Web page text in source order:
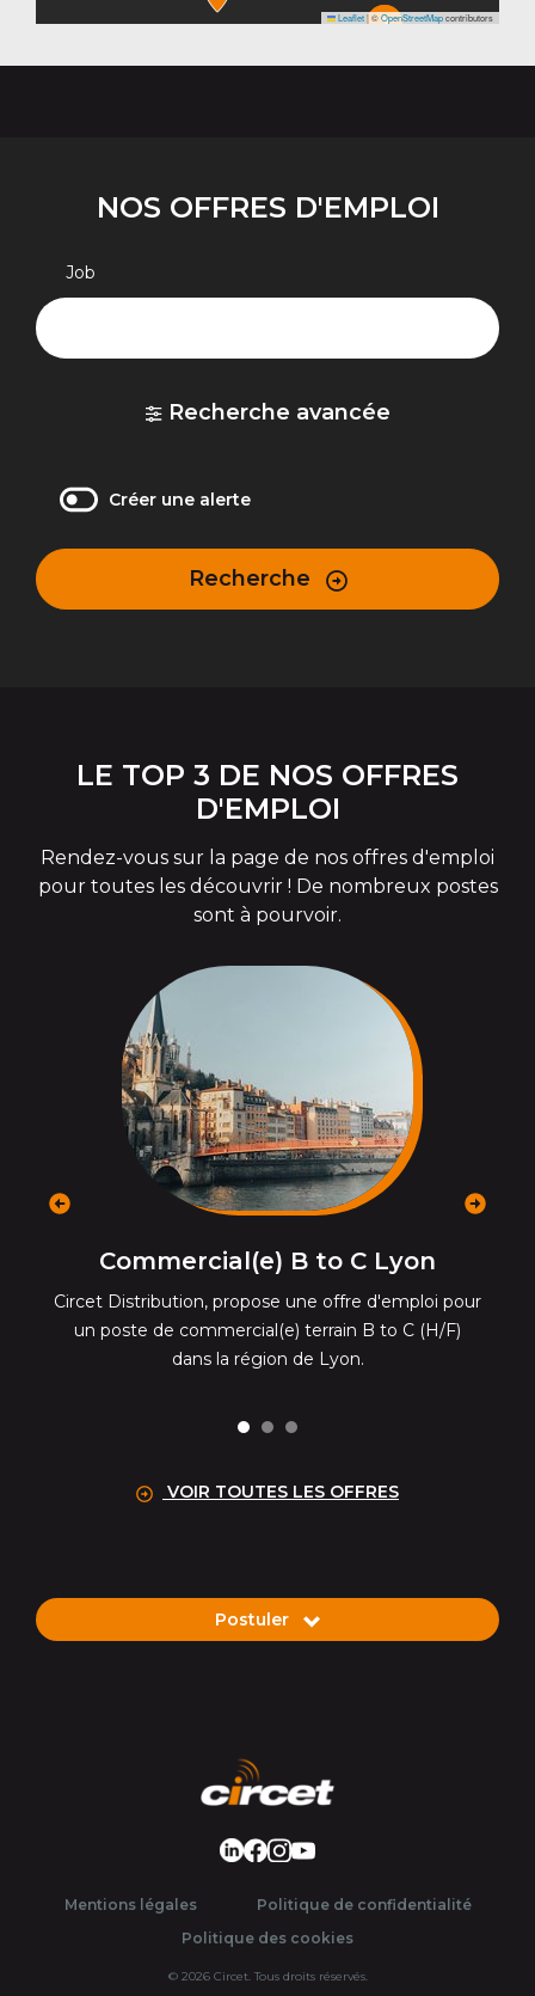
2
Leaflet|©OpenStreetMapcontributors
NOS OFFRES D'EMPLOI
Job
Recherche avancée
Créer une alerte
Recherche
LE TOP 3 DE NOS OFFRES
D'EMPLOI
Rendez-vous sur la page de nos offres d'emploi
pour toutes les découvrir ! De nombreux postes
sont à pourvoir.
Commercial(e) B to C Lyon
Circet Distribution, propose une offre d'emploi pour
un poste de commercial(e) terrain B to C (H/F)
dans la région de Lyon.
précédent suivant
VOIR TOUTES LES OFFRES
Postuler
LinkedIn
Facebook
Instagram
Youtube
Mentions légales
Politique de confidentialité
Politique des cookies
© 2026 Circet. Tous droits réservés.